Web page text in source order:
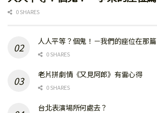
0 SHARES
人人平等？個鬼！－我們的座位在那篇
0 SHARES
老片拼劇情《又見阿郎》有雷心得
0 SHARES
台北表演場所何處去？